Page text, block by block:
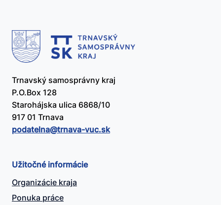
Trnavský samosprávny kraj
P.O.Box 128
Starohájska ulica 6868/10
917 01 Trnava
podatelna@​trnava-vuc.sk
Užitočné informácie
Organizácie kraja
Ponuka práce